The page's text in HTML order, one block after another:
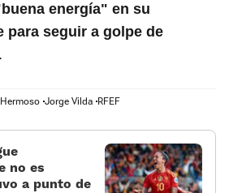
energía" en su
para seguir a golpe de
.
Jorge Vilda RFEF
no es
a punto de